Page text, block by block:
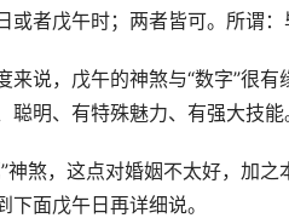
或者戊午时；两者皆可。所谓
来说，戊午的神煞与“数字”很
聪明、有特殊魅力、有强大技能
神煞，这点对婚姻不太好，加
下面戊午日再详细说。